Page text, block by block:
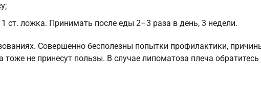
ст. ложка. Принимать после еды 2–3 раза в день, 3 недели.
Совершенно бесполезны попытки профилактики,
не принесут пользы. В случае липоматоза плеча обратитесь